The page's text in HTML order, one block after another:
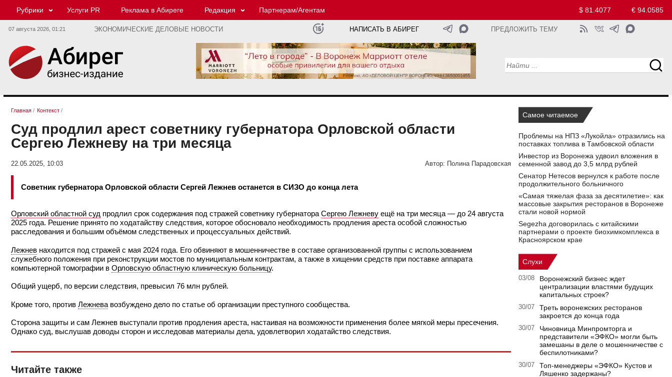
Рубрики Услуги PR Реклама в Абиреге Редакция Партнерам/Агентам $ 81.4077 € 94.0585
07 августа 2026, 01:21 ЭКОНОМИЧЕСКИЕ ДЕЛОВЫЕ НОВОСТИ НАПИСАТЬ В АБИРЕГ ПРЕДЛОЖИТЬ ТЕМУ
Главная / Контекст /
Суд продлил арест советнику губернатора Орловской области
Сергею Лежневу на три месяца
22.05.2025, 10:03 Автор: Полина Парадовская
Советник губернатора Орловской области Сергей Лежнев останется в СИЗО до конца лета
Орловский областной суд продлил срок содержания под стражей советнику губернатора Сергею Лежневу ещё на три месяца — до 24 августа
2025 года. Решение принято по ходатайству следствия, которое обосновало необходимость продления ареста особой сложностью
расследования и большим объёмом следственных и процессуальных действий.
Лежнев находится под стражей с мая 2024 года. Его обвиняют в мошенничестве в составе организованной группы с использованием
служебного положения при реконструкции мостов по муниципальным контрактам, а также в хищении средств при поставке аппарата
компьютерной томографии в Орловскую областную клиническую больницу.
Общий ущерб, по версии следствия, превысил 76 млн рублей.
Кроме того, против Лежнева возбуждено дело по статье об организации преступного сообщества.
Сторона защиты и сам Лежнев выступали против продления ареста, настаивая на возможности применения более мягкой меры пресечения.
Однако суд, выслушав доводы сторон и исследовав материалы дела, удовлетворил ходатайство следствия.
Читайте также
Самое читаемое
Проблемы на НПЗ «Лукойла» отразились на
поставках топлива в Тамбовской области
Инвестор из Воронежа удвоил вложения в
семенной завод до 3,5 млрд рублей
Сенатор Нетесов вернулся к работе после
продолжительного больничного
«Самая тяжелая фаза за десятилетие»: как
массовые закрытия ресторанов в Воронеже
стали новой нормой
Segezha договорилась с китайскими
партнерами о проекте биохимкомплекса в
Красноярском крае
Слухи
03/08
Воронежский бизнес ждет
централизации властями будущих
капитальных строек?
30/07
Треть воронежских ресторанов
закроется до конца года
30/07
Чиновница Минпромторга и
представители «ЭФКО» могли быть
замешаны в деле о мошенничестве с
беспилотниками?
30/07
Топ-менеджеры «ЭФКО» Кустов и
Ляшенко задержаны?